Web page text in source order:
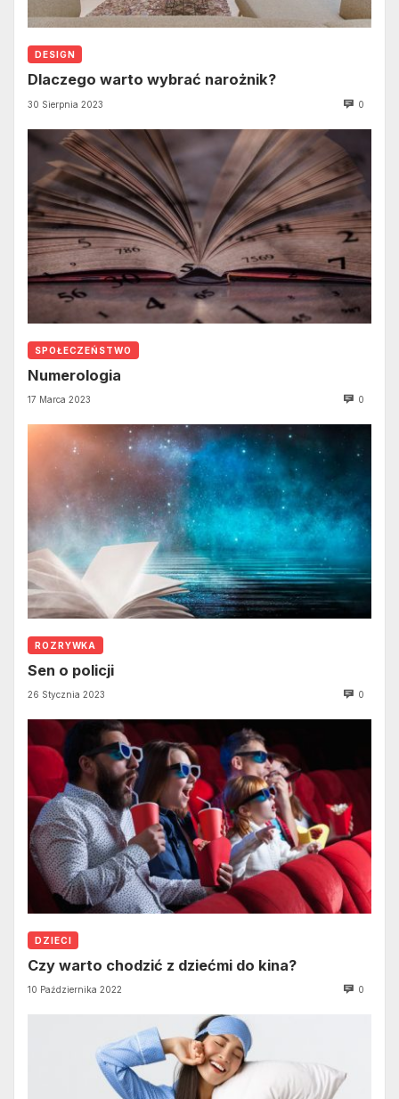
DESIGN
Dlaczego warto wybrać narożnik?
30 Sierpnia 2023 0
SPOŁECZEŃSTWO
Numerologia
17 Marca 2023 0
ROZRYWKA
Sen o policji
26 Stycznia 2023 0
DZIECI
Czy warto chodzić z dziećmi do kina?
10 Października 2022 0